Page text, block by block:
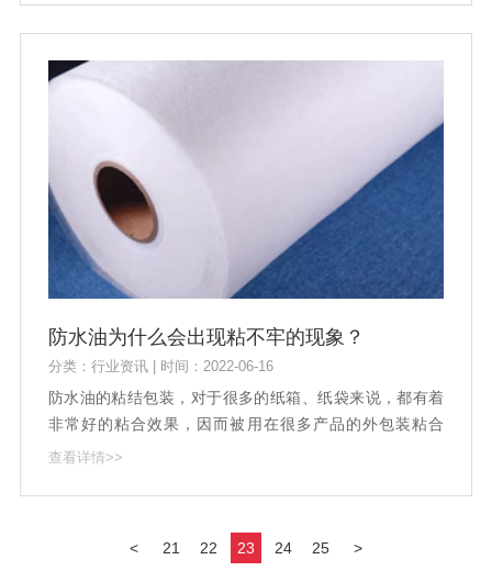
种问题的出现呢?
防水油为什么会出现粘不牢的现象？
分类：行业资讯 | 时间：2022-06-16
防水油的粘结包装，对于很多的纸箱、纸袋来说，都有着
非常好的粘合效果，因而被用在很多产品的外包装粘合
上。对于防水油的使用来说，本身的性能发挥给它带来了
查看详情>>
< 21 22 23 24 25 >